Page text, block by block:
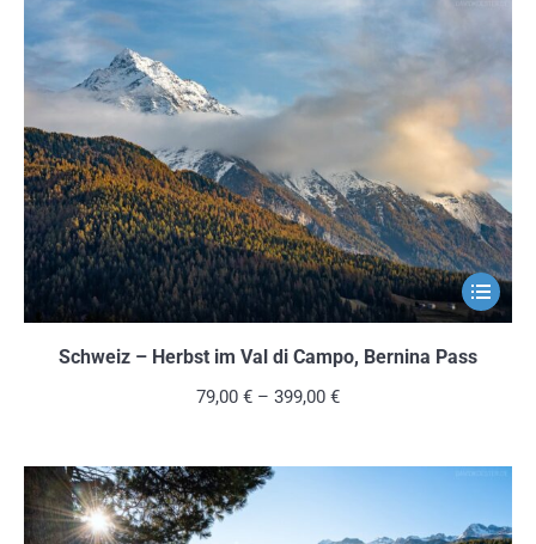
können
auf
der
gewählt
werden
Dieses
Produkt
weist
Optionen
Schweiz – Herbst im Val di Campo, Bernina Pass
79,00 € – 399,00 €